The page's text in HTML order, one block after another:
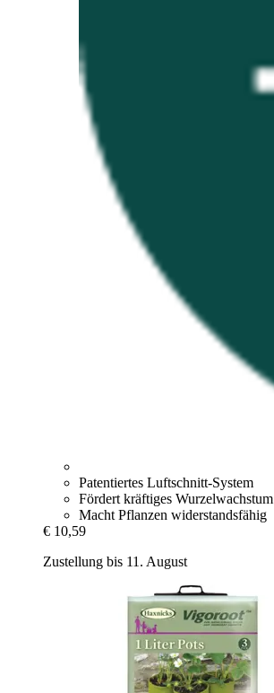
Patentiertes Luftschnitt-System
Fördert kräftiges Wurzelwachstum
Macht Pflanzen widerstandsfähig
€ 10,59
Zustellung bis 11. August